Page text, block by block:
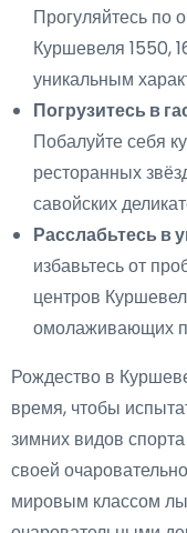
Прогуляйтесь по
Куршевеля 1550,
уникальным
Погрузитесь в
Побалуйте себя
ресторанных
савойских
Расслабьтесь в
избавьтесь от
центров
омолаживающих
Рождество в
время, чтобы
зимних видов
своей
мировым классом